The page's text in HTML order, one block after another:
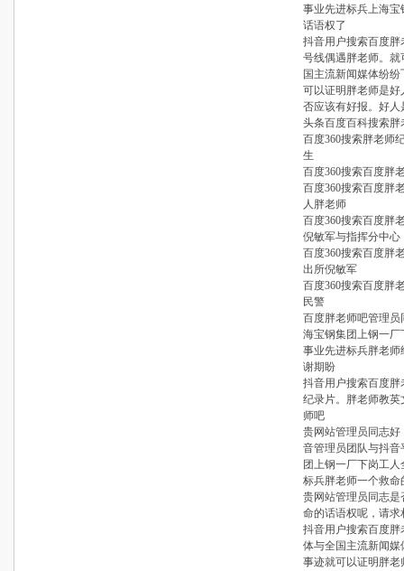
事业先进标兵上海
话语权了
抖音用户搜索百度胖
号线偶遇胖老师。
国主流新闻媒体纷
可以证明胖老师是
否应该有好报。好
头条百度百科搜索胖
百度360搜索胖老师
生
百度360搜索百度胖
百度360搜索百度胖
人胖老师
百度360搜索百度胖
倪敏军与指挥分中心
百度360搜索百度胖
出所倪敏军
百度360搜索百度胖
民警
百度胖老师吧管理
海宝钢集团上钢一
事业先进标兵胖老
谢期盼
抖音用户搜索百度
纪录片。胖老师教
师吧
贵网站管理员同志
音管理员团队与抖
团上钢一厂下岗工
标兵胖老师一个救命
贵网站管理员同志
命的话语权呢，请求
抖音用户搜索百度
体与全国主流新闻
事迹就可以证明胖